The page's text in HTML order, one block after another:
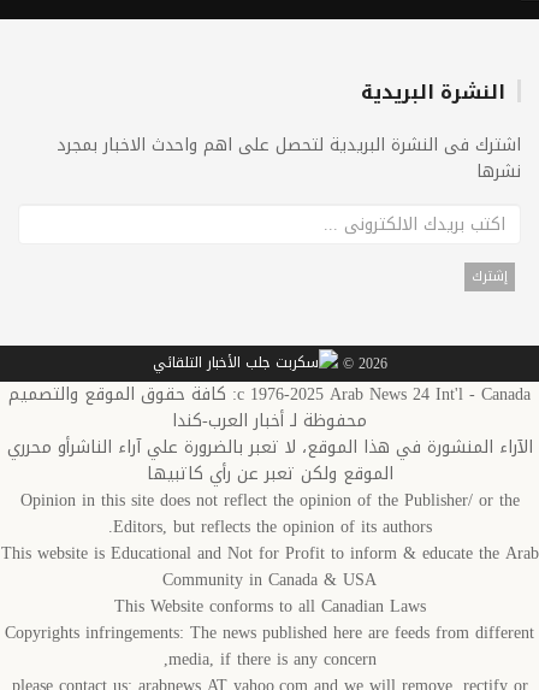
النشرة البريدية
اشترك فى النشرة البريدية لتحصل على اهم واحدث الاخبار بمجرد
نشرها
2026 ©
c 1976-2025 Arab News 24 Int'l - Canada: كافة حقوق الموقع والتصميم
محفوظة لـ أخبار العرب-كندا
الآراء المنشورة في هذا الموقع، لا تعبر بالضرورة علي آراء الناشرأو محرري
الموقع ولكن تعبر عن رأي كاتبيها
Opinion in this site does not reflect the opinion of the Publisher/ or the
Editors, but reflects the opinion of its authors.
This website is Educational and Not for Profit to inform & educate the Arab
Community in Canada & USA
This Website conforms to all Canadian Laws
Copyrights infringements: The news published here are feeds from different
media, if there is any concern,